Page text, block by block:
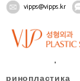
vipps@vipps.kr
Лицо